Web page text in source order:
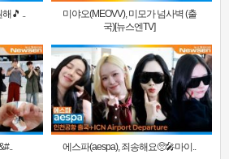
해🎵 ..
미야오(MEOVV), 미모가 넘사벽 (출
국)[뉴스엔TV]
에스파(aespa), 죄송해요🥺🎤마이..